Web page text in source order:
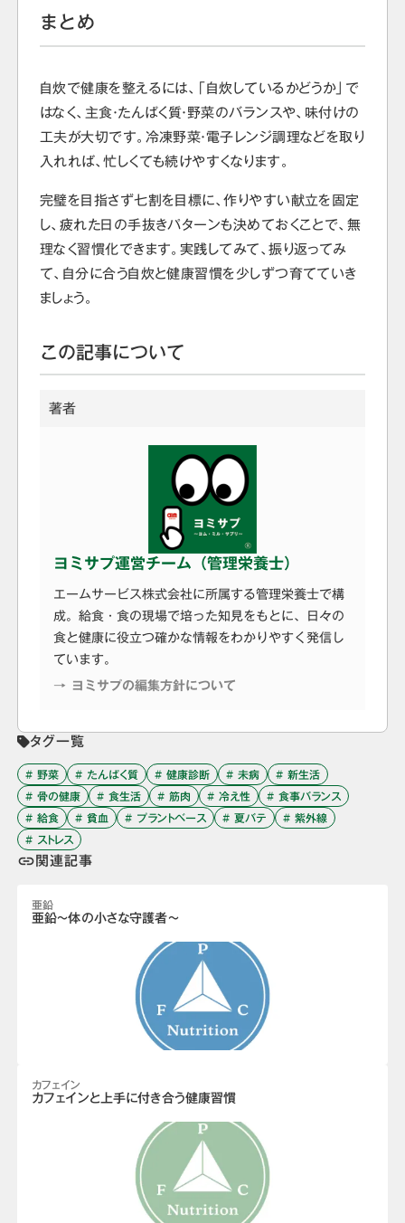
まとめ
自炊で健康を整えるには、「自炊しているかどうか」で
はなく、主食・たんぱく質・野菜のバランスや、味付けの
工夫が大切です。冷凍野菜・電子レンジ調理などを取り
入れれば、忙しくても続けやすくなります。
完璧を目指さず七割を目標に、作りやすい献立を固定
し、疲れた日の手抜きパターンも決めておくことで、無
理なく習慣化できます。実践してみて、振り返ってみ
て、自分に合う自炊と健康習慣を少しずつ育てていき
ましょう。
この記事について
著者
ヨミサプ運営チーム（管理栄養士）
エームサービス株式会社に所属する管理栄養士で構
成。給食・食の現場で培った知見をもとに、日々の
食と健康に役立つ確かな情報をわかりやすく発信し
ています。
→ ヨミサプの編集方針について
タグ一覧
# 野菜 # たんぱく質 # 健康診断 # 未病
# 新生活
# 骨の健康
# 食生活 # 筋肉 # 冷え性
# 食事バランス
# 給食
# 貧血 # プラントベース # 夏バテ
# 紫外線
# ストレス
link関連記事
亜鉛
亜鉛～体の小さな守護者～
カフェイン
カフェインと上手に付き合う健康習慣